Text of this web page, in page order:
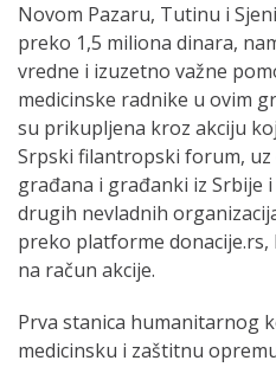
Novom Pazaru, Tutinu i
preko 1,5 miliona dinara,
vredne i izuzetno važne
medicinske radnike u ovim
su prikupljena kroz akciju
Srpski filantropski forum,
građana i građanki iz Srbije
drugih nevladnih
preko platforme
na račun akcije.
Prva stanica humanitarnog
medicinsku i zaštitnu